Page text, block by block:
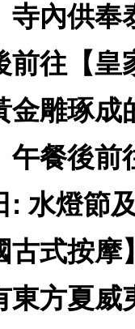
寺內供奉
前往【皇
金雕琢
午餐後前
: 水燈節
古式按摩
東方夏